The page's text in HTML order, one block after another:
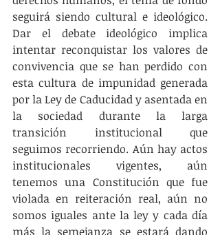
seguirá siendo cultural e ideológico.
Dar el debate ideológico implica
intentar reconquistar los valores de
convivencia que se han perdido con
esta cultura de impunidad generada
por la Ley de Caducidad y asentada en
la sociedad durante la larga
transición institucional que
seguimos recorriendo. Aún hay actos
institucionales vigentes, aún
tenemos una Constitución que fue
violada en reiteración real, aún no
somos iguales ante la ley y cada día
más la semejanza se estará dando